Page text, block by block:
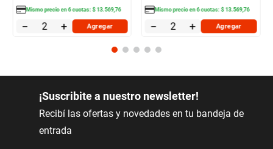
Mismo precio en6cuotas:$ 13.569,76
＋
－ Agregar
Mismo precio en6cuotas:$ 13.569,76
＋
－ Agregar
¡Suscribite a nuestro newsletter!
Recibí las ofertas y novedades en tu bandeja de
entrada